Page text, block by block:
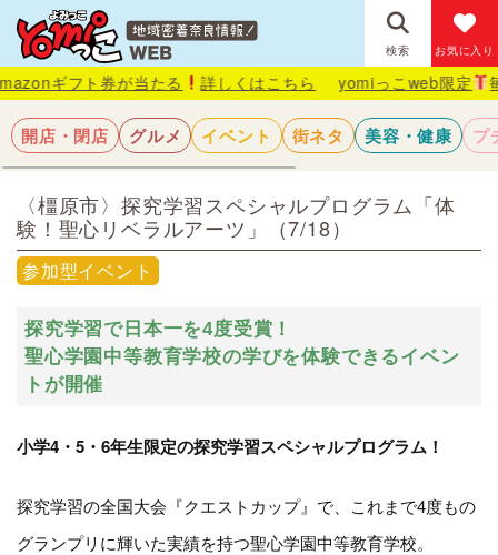
検索 お気に入り
券が当たる 詳しくはこちら yomiっこweb限定 毎月抽選で
開店・閉店 グルメ イベント 街ネタ 美容・健康 プ
〈橿原市〉探究学習スペシャルプログラム「体
験！聖心リベラルアーツ」（7/18）
参加型イベント
探究学習で日本一を4度受賞！
聖心学園中等教育学校の学びを体験できるイベン
トが開催
小学4・5・6年生限定の探究学習スペシャルプログラム！
探究学習の全国大会『クエストカップ』で、これまで4度もの
グランプリに輝いた実績を持つ聖心学園中等教育学校。